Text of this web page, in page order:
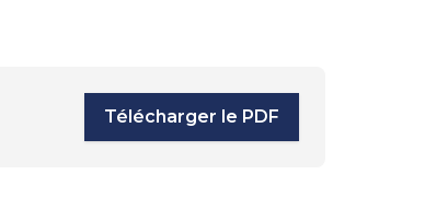
Télécharger le PDF